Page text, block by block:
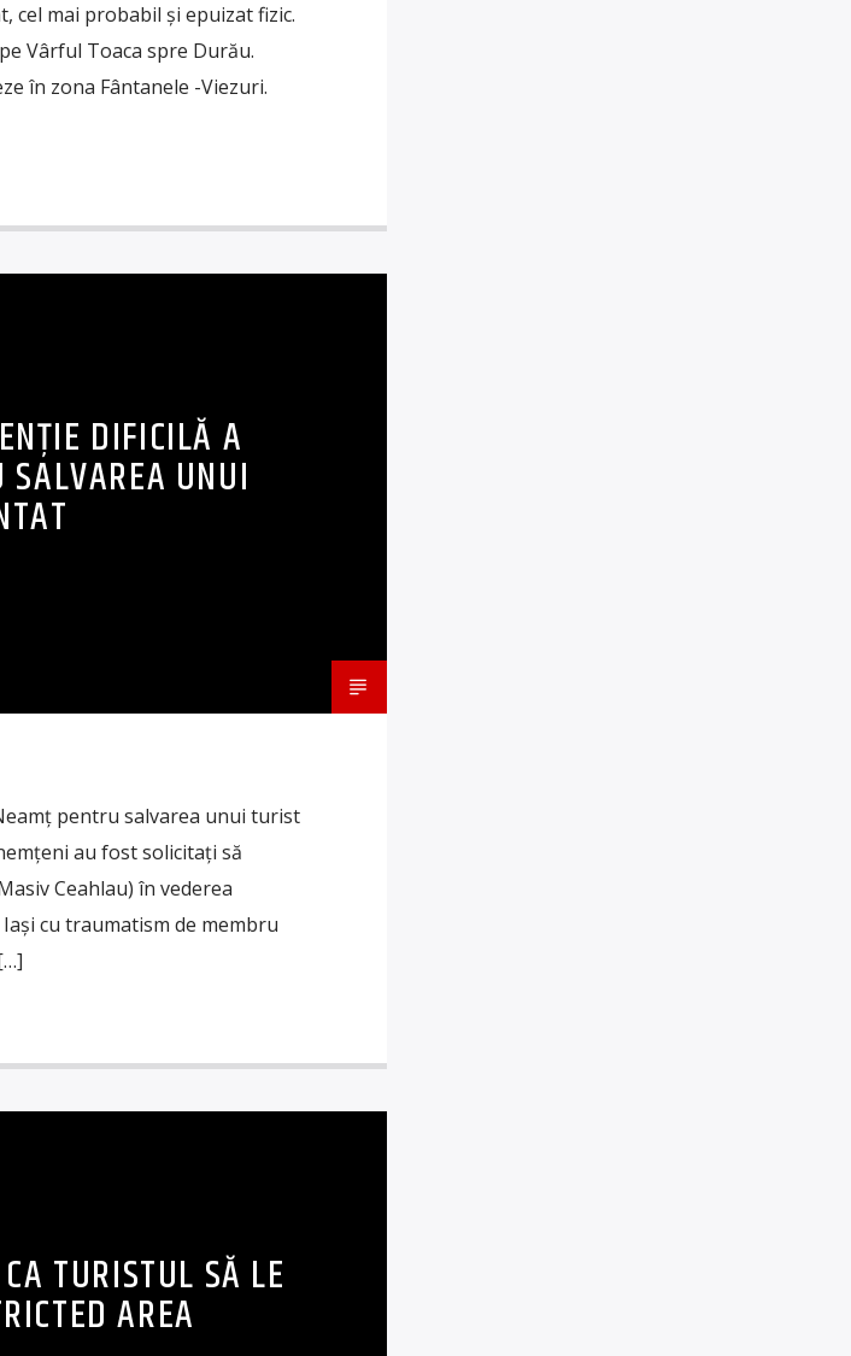
cel mai probabil și epuizat fizic.
Vârful Toaca spre Durău.
în zona Fântanele -Viezuri.
DIFICILĂ A
UNUI
pentru salvarea unui turist
au fost solicitați să
Ceahlau) în vederea
cu traumatism de membru
TURISTUL SĂ LE
AREA